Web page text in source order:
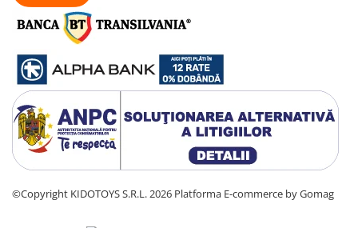
Casca bicicleta
Protectii
Sosete
Rucsaci si borsete ciclism
Manusi bicicleta
Pantofi ciclism
Imbracaminte ciclism barbati
©Copyright KIDOTOYS S.R.L. 2026 Platforma E-commerce by Gomag